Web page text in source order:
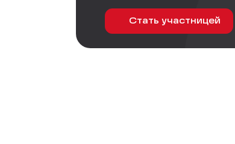
Стать участницей